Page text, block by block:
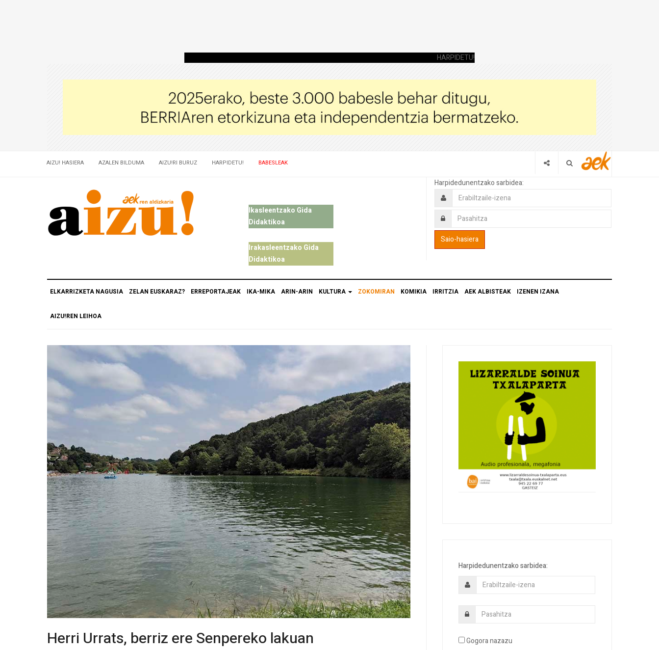
HARPIDETU!
AIZU! HASIERA AZALEN BILDUMA AIZU!RI BURUZ HARPIDETU! BABESLEAK
Ikasleentzako Gida
Didaktikoa
Irakasleentzako Gida
Didaktikoa
Harpidedunentzako sarbidea:
ELKARRIZKETA NAGUSIA ZELAN EUSKARAZ? ERREPORTAJEAK IKA-MIKA ARIN-ARIN KULTURA ZOKOMIRAN KOMIKIA IRRITZIA AEK ALBISTEAK IZENEN IZANA
AIZU!REN LEIHOA
Herri Urrats, berriz ere Senpereko lakuan
Harpidedunentzako sarbidea:
Gogora nazazu